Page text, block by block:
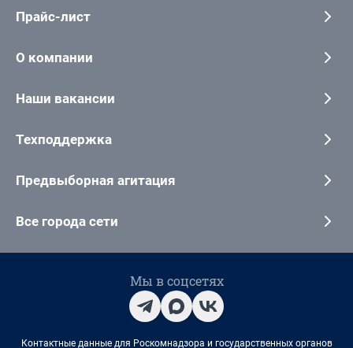
Прайс-лист
О компании
Наши вакансии
Техподдержка
Предвыборная агитация
Все города сети
Мы в соцсетях
Контактные данные для Роскомнадзора и государственных органов